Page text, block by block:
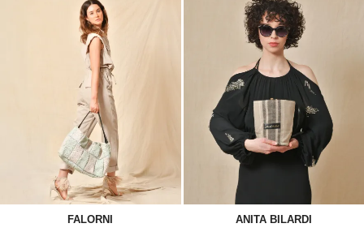
FALORNI ANITA BILARDI